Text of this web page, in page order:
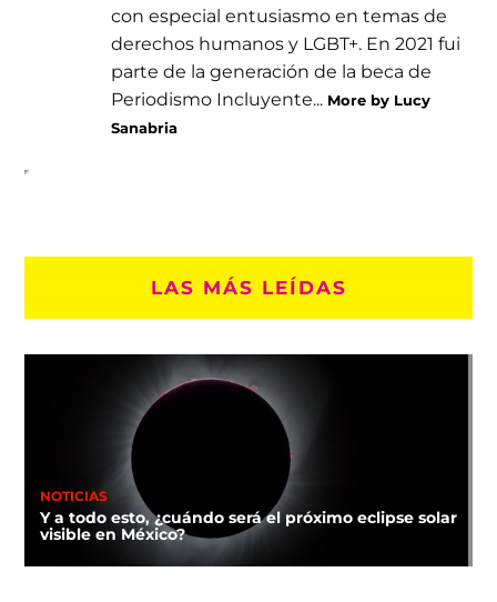
con especial entusiasmo en temas de
derechos humanos y LGBT+. En 2021 fui
parte de la generación de la beca de
Periodismo Incluyente... More by Lucy
Sanabria
LAS MÁS LEÍDAS
NOTICIAS
Y a todo esto, ¿cuándo será el próximo eclipse solar
visible en México?